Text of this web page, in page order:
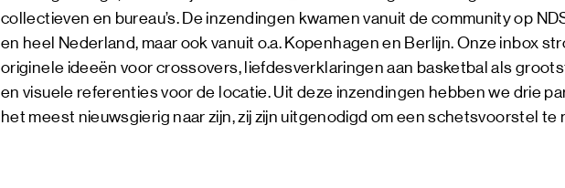
collectieven en bureau’s. De inzendingen kwamen vanuit de community op
en heel Nederland, maar ook vanuit o.a. Kopenhagen en Berlijn. Onze inbox
originele ideeën voor crossovers, liefdesverklaringen aan basketbal als
en visuele referenties voor de locatie. Uit deze inzendingen hebben we drie
het meest nieuwsgierig naar zijn, zij zijn uitgenodigd om een schetsvoorstel te